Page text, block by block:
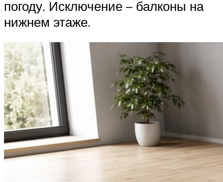
погоду. Исключение – балконы на
нижнем этаже.